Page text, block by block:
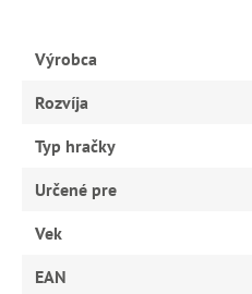
Výrobca
Rozvíja
Typ hračky
Určené pre
Vek
EAN